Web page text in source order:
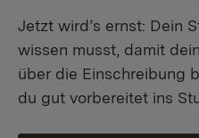
Jetzt wird’s ernst: Dein
wissen musst, damit
über die Einschreibung
du gut vorbereitet ins